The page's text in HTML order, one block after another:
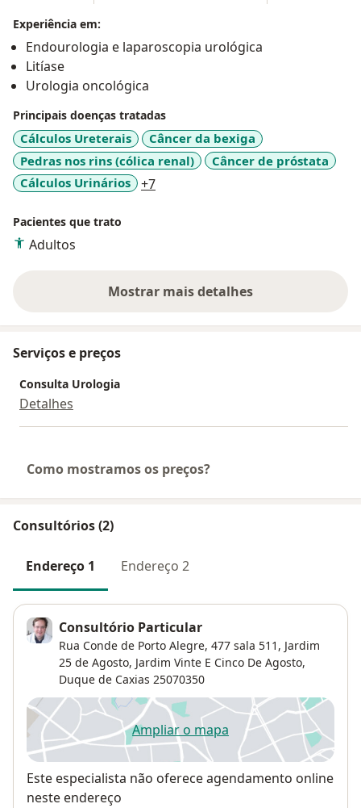
Experiência em:
Endourologia e laparoscopia urológica
Litíase
Urologia oncológica
Principais doenças tratadas
Cálculos Ureterais
Câncer da bexiga
Pedras nos rins (cólica renal)
Câncer de próstata
Cálculos Urinários
+7a11y_sr_more_diseases
Pacientes que trato
Adultos
Mostrar mais detalhes
sobre a experiência
Serviços e preços
Consulta Urologia
Detalhes
Como mostramos os preços?
Consultórios (2)
Endereço 1 Endereço 2
Consultório Particular
Rua Conde de Porto Alegre, 477 sala 511, Jardim
25 de Agosto, Jardim Vinte E Cinco De Agosto,
Duque de Caxias 25070350
Ampliar o mapaabre num novo separador
Disponibilidade
Este especialista não oferece agendamento online
neste endereço